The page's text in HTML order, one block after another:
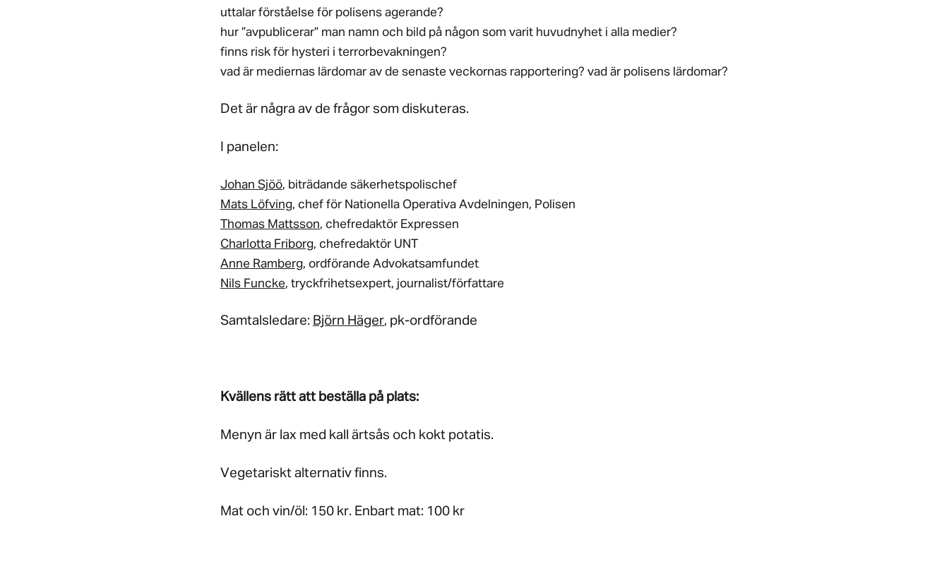
uttalar förståelse för polisens agerande?
hur ”avpublicerar” man namn och bild på någon som varit huvudnyhet i alla medier?
finns risk för hysteri i terrorbevakningen?
vad är mediernas lärdomar av de senaste veckornas rapportering? vad är polisens lärdomar?
Det är några av de frågor som diskuteras.
I panelen:
Johan Sjöö, biträdande säkerhetspolischef
Mats Löfving, chef för Nationella Operativa Avdelningen, Polisen
Thomas Mattsson, chefredaktör Expressen
Charlotta Friborg, chefredaktör UNT
Anne Ramberg, ordförande Advokatsamfundet
Nils Funcke, tryckfrihetsexpert, journalist/författare
Samtalsledare: Björn Häger, pk-ordförande
Kvällens rätt att beställa på plats:
Menyn är lax med kall ärtsås och kokt potatis.
Vegetariskt alternativ finns.
Mat och vin/öl: 150 kr. Enbart mat: 100 kr